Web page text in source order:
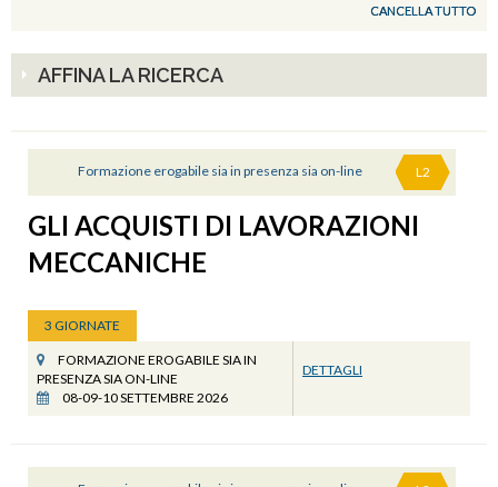
CANCELLA TUTTO
AFFINA LA RICERCA
Formazione erogabile sia in presenza sia on-line L2
GLI ACQUISTI DI LAVORAZIONI
MECCANICHE
3 GIORNATE
FORMAZIONE EROGABILE SIA IN
PRESENZA SIA ON-LINE
08-09-10 SETTEMBRE 2026
DETTAGLI